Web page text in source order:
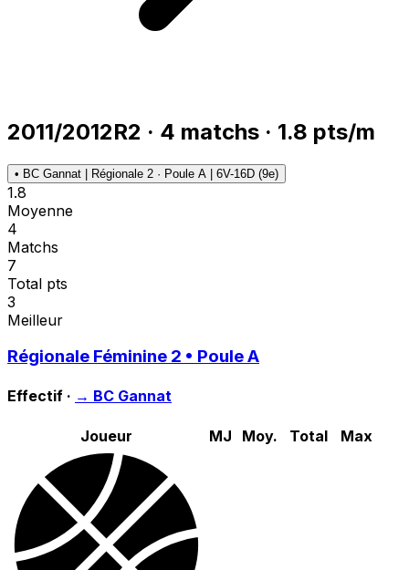
2011/2012R2 · 4 matchs · 1.8 pts/m
• BC Gannat | Régionale 2 · Poule A | 6V-16D (9e)
1.8
Moyenne
4
Matchs
7
Total pts
3
Meilleur
Régionale Féminine 2 • Poule A
Effectif · → BC Gannat
Joueur MJ Moy. Total Max